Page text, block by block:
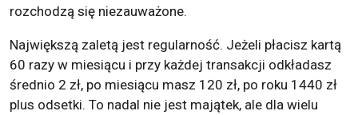
rozchodzą się niezauważone.
Największą zaletą jest regularność. Jeżeli płacisz kartą
60 razy w miesiącu i przy każdej transakcji odkładasz
średnio 2 zł, po miesiącu masz 120 zł, po roku 1440 zł
plus odsetki. To nadal nie jest majątek, ale dla wielu